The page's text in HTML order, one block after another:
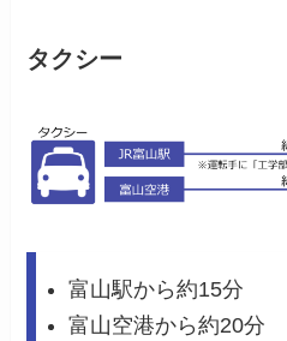
タクシー
富山駅から約15分
富山空港から約20分